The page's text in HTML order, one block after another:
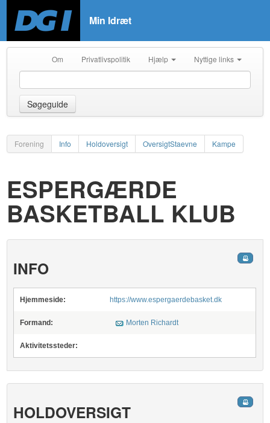
Min Idræt
Om Privatlivspolitik Hjælp Nyttige links
Søgeguide
Forening Info Holdoversigt OversigtStaevne Kampe
ESPERGÆRDE
BASKETBALL KLUB
INFO
Hjemmeside: https://www.espergaerdebasket.dk
Formand: Morten Richardt
Aktivitetssteder:
HOLDOVERSIGT